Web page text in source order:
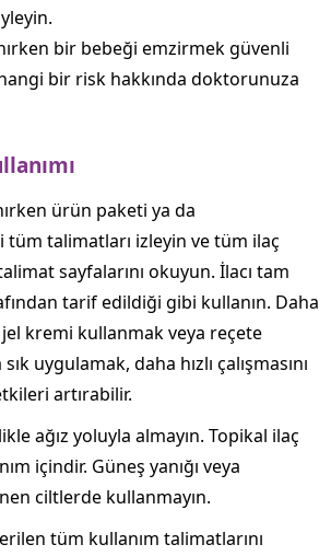
bir bebeği emzirmek güvenli
bir risk hakkında doktorunuza
ürün paketi ya da
talimatları izleyin ve tüm ilaç
sayfalarını okuyun. İlacı tam
tarif edildiği gibi kullanın. Daha
kremi kullanmak veya reçete
uygulamak, daha hızlı çalışmasını
artırabilir.
ağız yoluyla almayın. Topikal ilaç
içindir. Güneş yanığı veya
ciltlerde kullanmayın.
tüm kullanım talimatlarını